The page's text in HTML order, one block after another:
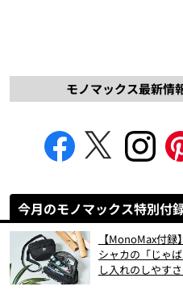
モノマックス最新情
今月のモノマックス特別付
【MonoMax付
シャカの「じゃ
し入れのしやす